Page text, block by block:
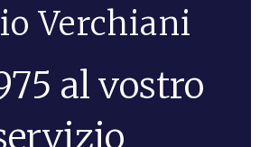
Verchiani
al vostro